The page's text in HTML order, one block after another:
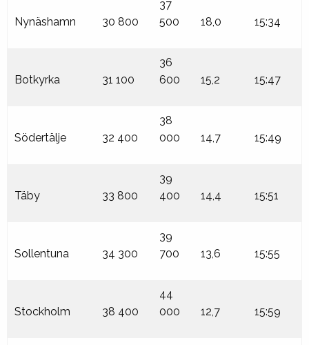
Nynäshamn 30 800
37
500
18,0 15:34
Botkyrka 31 100
36
600
15,2 15:47
Södertälje 32 400
38
000
14,7 15:49
Täby 33 800
39
400
14,4 15:51
Sollentuna 34 300
39
700
13,6 15:55
Stockholm 38 400
44
000
12,7 15:59